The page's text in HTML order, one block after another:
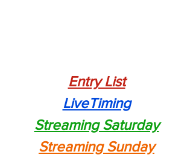
Entry List
LiveTiming
Streaming Saturday
Streaming Sunday